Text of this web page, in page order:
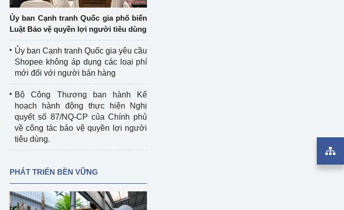
Ủy ban Cạnh tranh Quốc gia phổ biến
Luật Bảo vệ quyền lợi người tiêu dùng
Ủy ban Cạnh tranh Quốc gia yêu cầu
Shopee không áp dụng các loại phí
mới đối với người bán hàng
Bộ Công Thương ban hành Kế
hoạch hành động thực hiện Nghị
quyết số 87/NQ-CP của Chính phủ
về công tác bảo vệ quyền lợi người
tiêu dùng.
PHÁT TRIỂN BỀN VỮNG